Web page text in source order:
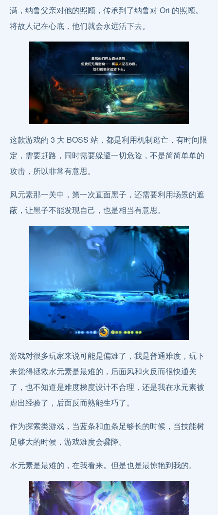
满，纳鲁父亲对他的照顾，传承到了纳鲁对 Ori 的照顾。
将故人记在心底，他们就会永远活下去。
这款游戏的 3 大 BOSS 站，都是利用机制逃亡，有时间限
定，需要赶路，同时需要躲避一切危险，不是简简单单的
攻击，所以非常有意思。
风元素那一关中，第一次直面黑子，还需要利用场景的遮
蔽，让黑子不能发现自己，也是相当有意思。
游戏对很多玩家来说可能是偏难了，我是普通难度，玩下
来觉得拯救水元素是最难的，后面风和火反而很快通关
了，也不知道是难度梯度设计不合理，还是我在水元素被
虐出经验了，后面反而熟能生巧了。
作为探索类游戏，当蓝条和血条足够长的时候，当技能树
足够大的时候，游戏难度会骤降。
水元素是最难的，在我看来。但是也是最惊艳到我的。